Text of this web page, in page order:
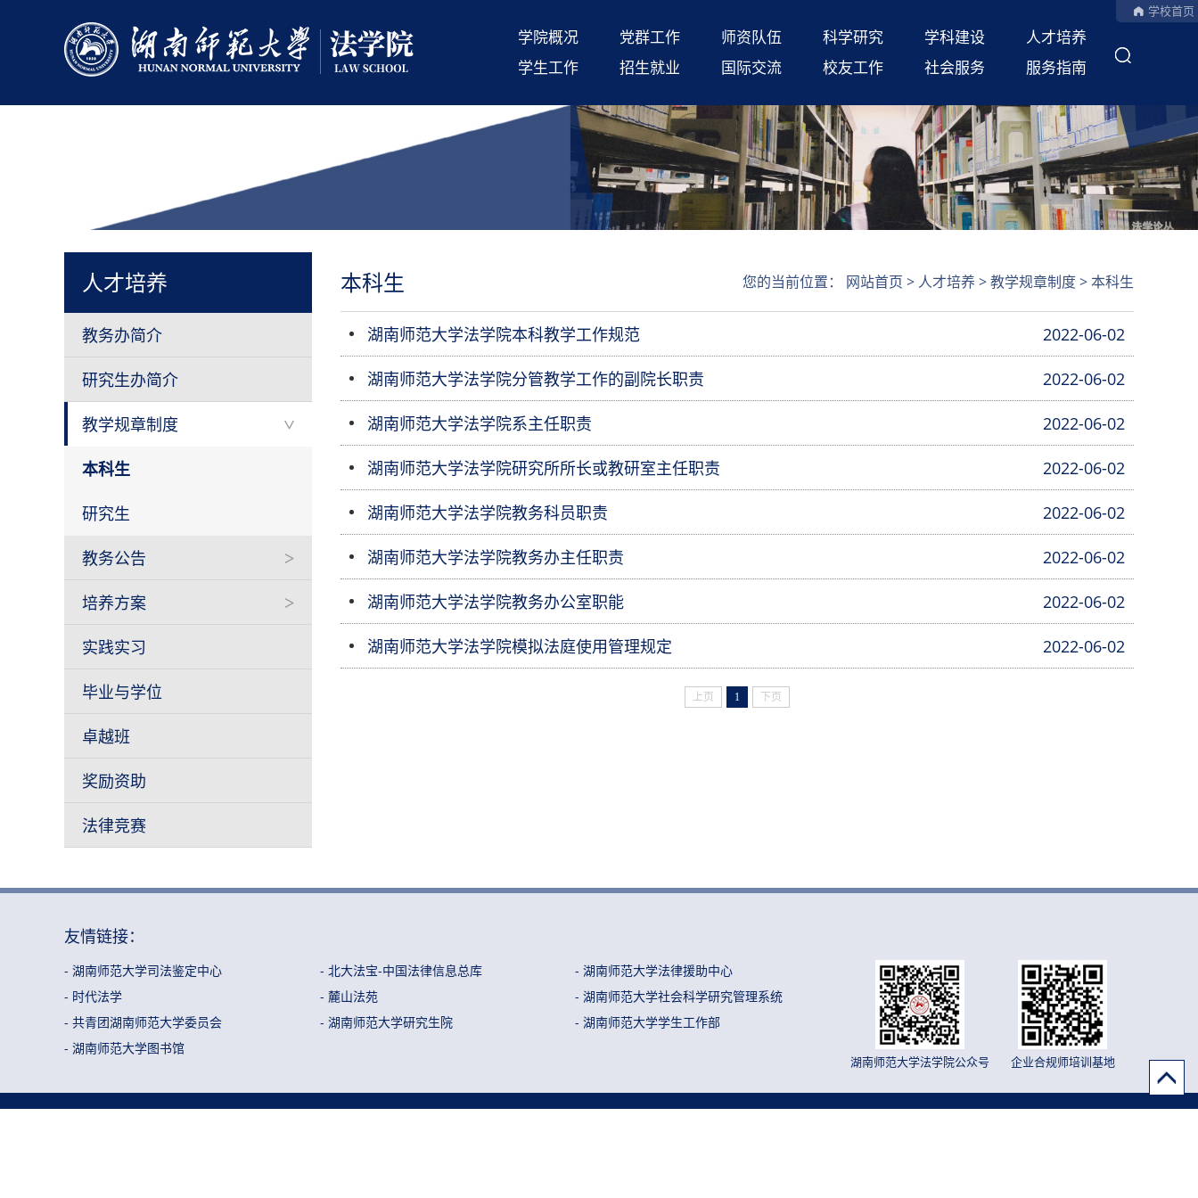
学院概况 党群工作 师资队伍 科学研究 学科建设
人才培养
学生工作
招生就业 国际交流 校友工作 社会服务 服务指南
学校首页
人才培养
教务办简介
研究生办简介
教学规章制度 >
本科生
研究生
教务公告 >
培养方案 >
实践实习
毕业与学位
卓越班
奖励资助
法律竞赛
本科生 您的当前位置： 网站首页 > 人才培养 >教学规章制度>本科生
2022-06-02
湖南师范大学法学院本科教学工作规范
2022-06-02
湖南师范大学法学院分管教学工作的副院长职责
2022-06-02
湖南师范大学法学院系主任职责
2022-06-02
湖南师范大学法学院研究所所长或教研室主任职责
2022-06-02
湖南师范大学法学院教务科员职责
2022-06-02
湖南师范大学法学院教务办主任职责
2022-06-02
湖南师范大学法学院教务办公室职能
2022-06-02
湖南师范大学法学院模拟法庭使用管理规定
上页 1 下页
友情链接：
- 湖南师范大学司法鉴定中心 - 北大法宝-中国法律信息总库
- 湖南师范大学法律援助中心
- 时代法学
- 麓山法苑
- 湖南师范大学社会科学研究管理系统
- 共青团湖南师范大学委员会
- 湖南师范大学研究生院
- 湖南师范大学学生工作部
- 湖南师范大学图书馆
湖南师范大学法学院公众号 企业合规师培训基地